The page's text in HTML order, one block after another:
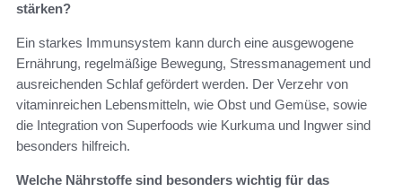
stärken?
Ein starkes Immunsystem kann durch eine ausgewogene
Ernährung, regelmäßige Bewegung, Stressmanagement und
ausreichenden Schlaf gefördert werden. Der Verzehr von
vitaminreichen Lebensmitteln, wie Obst und Gemüse, sowie
die Integration von Superfoods wie Kurkuma und Ingwer sind
besonders hilfreich.
Welche Nährstoffe sind besonders wichtig für das